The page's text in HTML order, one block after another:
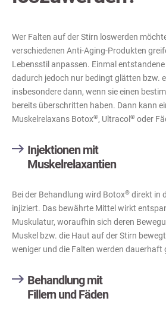
Wer Falten auf der Stirn loswerden
verschiedenen Anti-Aging-Produkten
Lebensstil anpassen. Einmal
dadurch jedoch nur bedingt glätten bzw.
insbesondere dann, wenn sie einen
bereits überschritten haben. Dann kann
Muskelrelaxans Botox®, Ultracol ® oder
Injektionen mit
Muskelrelaxantien
Bei der Behandlung wird Botox® direkt in
injiziert. Das bewährte Mittel wirkt
Muskulatur, woraufhin sich deren
Muskel bzw. die Haut auf der Stirn
weniger und die Falten werden dauerhaft
Behandlung mit
Fillern und Fäden